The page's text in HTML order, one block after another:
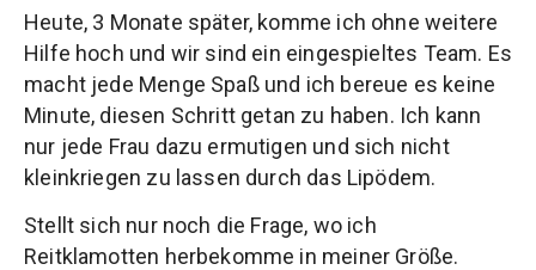
Heute, 3 Monate später, komme ich ohne weitere
Hilfe hoch und wir sind ein eingespieltes Team. Es
macht jede Menge Spaß und ich bereue es keine
Minute, diesen Schritt getan zu haben. Ich kann
nur jede Frau dazu ermutigen und sich nicht
kleinkriegen zu lassen durch das Lipödem.
Stellt sich nur noch die Frage, wo ich
Reitklamotten herbekomme in meiner Größe.